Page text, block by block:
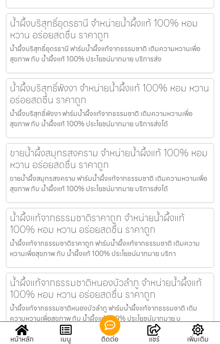
น้ำผึ้งบริสุทธิ์อุดรธานี จำหน่ายน้ำผึ้งแท้ 100% หอม
หวาน อร่อยสดชื่น ราคาถูก
น้ำผึ้งบริสุทธิ์อุดรธานี ฟาร์มน้ำผึ้งแท้จากธรรมชาติ เติมความหวานเพื่อ
สุขภาพ กับ น้ำผึ้งแท้ 100% ประโยชน์มากมาย บริการส่ง
น้ำผึ้งบริสุทธิ์พังงา จำหน่ายน้ำผึ้งแท้ 100% หอม หวาน
อร่อยสดชื่น ราคาถูก
น้ำผึ้งบริสุทธิ์พังงา ฟาร์มน้ำผึ้งแท้จากธรรมชาติ เติมความหวานเพื่อ
สุขภาพ กับ น้ำผึ้งแท้ 100% ประโยชน์มากมาย บริการส่งได้
ขายน้ำผึ้งสมุทรสงคราม จำหน่ายน้ำผึ้งแท้ 100% หอม
หวาน อร่อยสดชื่น ราคาถูก
ขายน้ำผึ้งสมุทรสงคราม ฟาร์มน้ำผึ้งแท้จากธรรมชาติ เติมความหวานเพื่อ
สุขภาพ กับ น้ำผึ้งแท้ 100% ประโยชน์มากมาย บริการส่งได้
น้ำผึ้งแท้จากธรรมชาติราคาถูก จำหน่ายน้ำผึ้งแท้
100% หอม หวาน อร่อยสดชื่น ราคาถูก
น้ำผึ้งแท้จากธรรมชาติราคาถูก ฟาร์มน้ำผึ้งแท้จากธรรมชาติ เติมความ
หวานเพื่อสุขภาพ กับ น้ำผึ้งแท้ 100% ประโยชน์มากมาย บริกา
น้ำผึ้งแท้จากธรรมชาติหนองบัวลำภู จำหน่ายน้ำผึ้งแท้
100% หอม หวาน อร่อยสดชื่น ราคาถูก
น้ำผึ้งแท้จากธรรมชาติหนองบัวลำภู ฟาร์มน้ำผึ้งแท้จากธรรมชาติ เติม
ความหวานเพื่อสุขภาพ กับ น้ำผึ้งแท้ 100% ประโยชน์มากมาย บ
หน้าหลัก เมนู ติดต่อ แชร์ เพิ่มเติม